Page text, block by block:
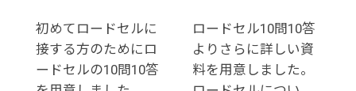
初めてロードセルに
接する方のためにロ
ードセルの10問10答
ロードセル10問10答
よりさらに詳しい資
料を用意しました。